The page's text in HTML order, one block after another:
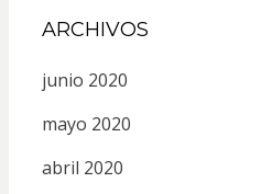
ARCHIVOS
junio 2020
mayo 2020
abril 2020